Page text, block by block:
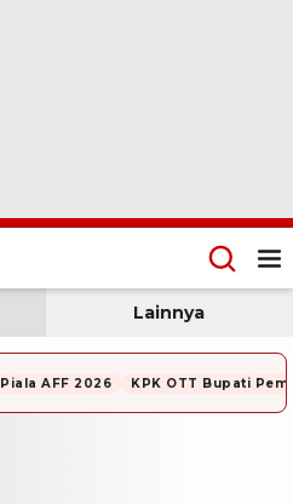
Lainnya
Piala AFF 2026 KPK OTT Bupati